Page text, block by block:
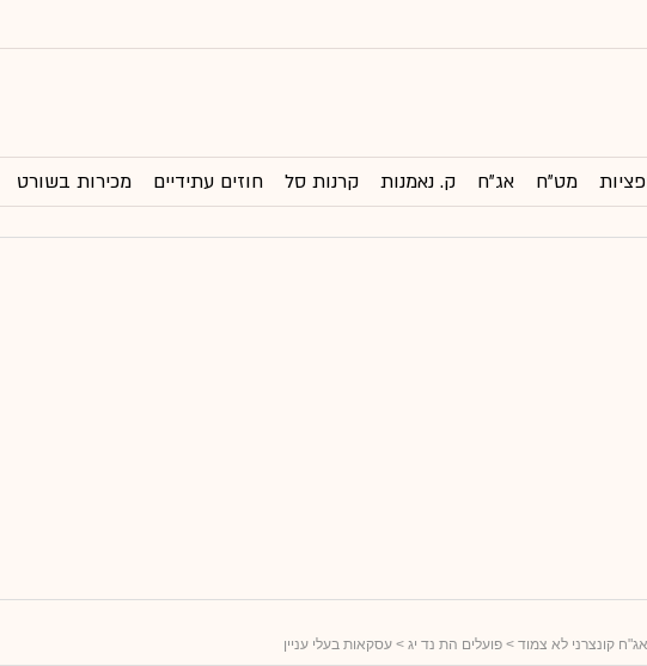
מט"ח אג"ח ק. נאמנות קרנות סל חוזים עתידיים מכירות בשורט
אג"ח קונצרני לא צמוד > פועלים הת נד יג > עסקאות בעלי עניין